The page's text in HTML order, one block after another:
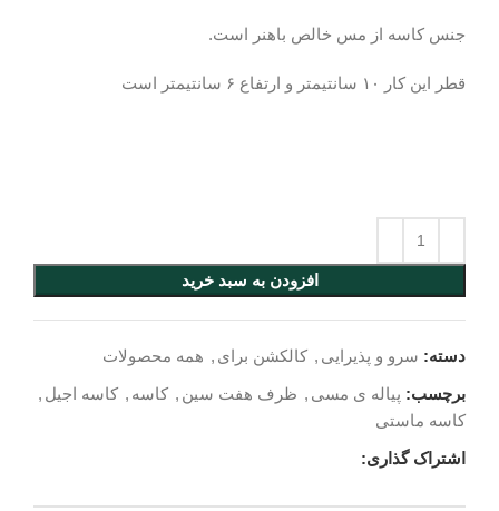
جنس کاسه از مس خالص باهنر است.
قطر این کار ۱۰ سانتیمتر و ارتفاع ۶ سانتیمتر است
افزودن به سبد خرید
دسته: سرو و پذیرایی , کالکشن برای , همه محصولات
برچسب: پیاله ی مسی , ظرف هفت سین , کاسه , کاسه اجیل ,
کاسه ماستی
اشتراک گذاری: